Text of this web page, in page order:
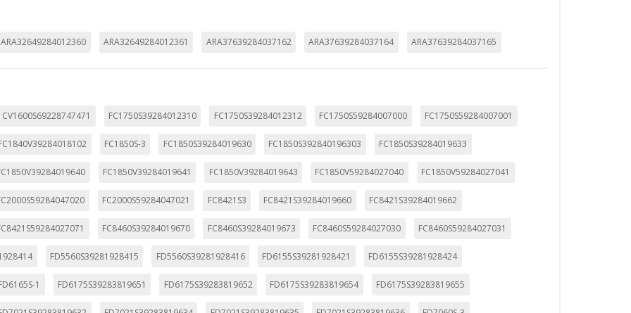
ARA32649284012360 ARA32649284012361 ARA37639284037162 ARA37639284037164 ARA37639284037165
CV1600S69228747471 FC1750S39284012310 FC1750S39284012312 FC1750S59284007000 FC1750S59284007001
FC1850S-3 FC1850S39284019630 FC1850S392840196303 FC1850S39284019633
FC1850V39284019641 FC1850V39284019643 FC1850V59284027040 FC1850V59284027041
FC2000S59284047021 FC8421S3 FC8421S39284019660 FC8421S39284019662
FC8460S39284019670 FC8460S39284019673 FC8460S59284027030 FC8460S59284027031
FD5560S39281928415 FD5560S39281928416 FD6155S39281928421 FD6155S39281928424
1 FD6175S39283819651 FD6175S39283819652 FD6175S39283819654 FD6175S39283819655